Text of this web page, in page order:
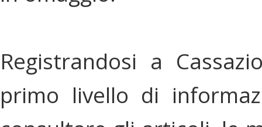
Registrandosi a
primo livello di